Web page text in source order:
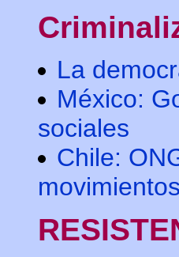
La
México:
sociales
Chile: